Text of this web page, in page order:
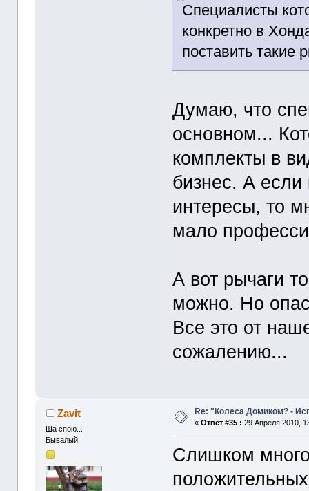
Специалисты
конкретно в
поставить такие
Думаю, что
основном...
комплекты в
бизнес. А если
интересы, то
мало
А вот рычаги
можно. Но
Все это от
сожалению...
Zavit
Ща спою...
Бывалый
Re: "Колеса Домиком? -
«Ответ #35 : 29 Апреля 2010,
Слишком